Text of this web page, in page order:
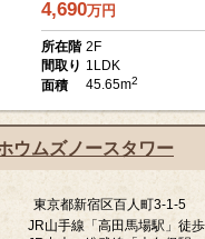
4,690万
所在階
2F
間取り 1LDK
面積
45.65m2
ウムズノースタワー